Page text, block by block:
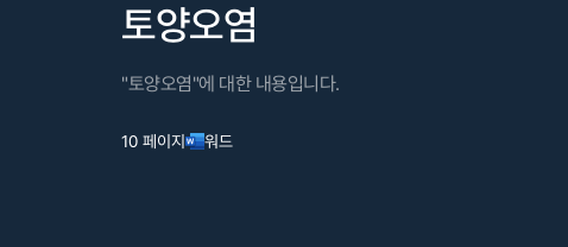
토양오염
"토양오염"에 대한 내용입니다.
10 페이지 워드